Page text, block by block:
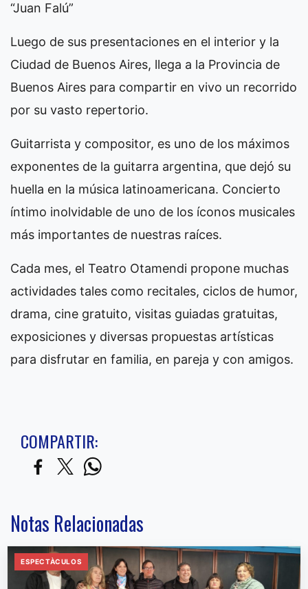
“Juan Falú”
Luego de sus presentaciones en el interior y la
Ciudad de Buenos Aires, llega a la Provincia de
Buenos Aires para compartir en vivo un recorrido
por su vasto repertorio.
Guitarrista y compositor, es uno de los máximos
exponentes de la guitarra argentina, que dejó su
huella en la música latinoamericana. Concierto
íntimo inolvidable de uno de los íconos musicales
más importantes de nuestras raíces.
Cada mes, el Teatro Otamendi propone muchas
actividades tales como recitales, ciclos de humor,
drama, cine gratuito, visitas guiadas gratuitas,
exposiciones y diversas propuestas artísticas
para disfrutar en familia, en pareja y con amigos.
COMPARTIR:
Notas Relacionadas
ESPECTÀCULOS